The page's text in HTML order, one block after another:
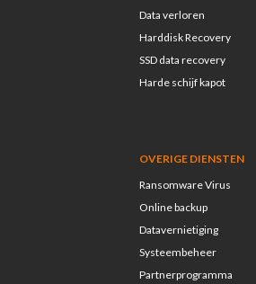
Data verloren
Harddisk Recovery
SSD data recovery
Harde schijf kapot
OVERIGE DIENSTEN
Ransomware Virus
Online backup
Datavernietiging
Systeembeheer
Partnerprogramma